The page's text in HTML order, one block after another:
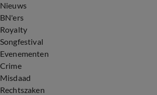
Nieuws
BN'ers
Royalty
Songfestival
Evenementen
Crime
Misdaad
Rechtszaken